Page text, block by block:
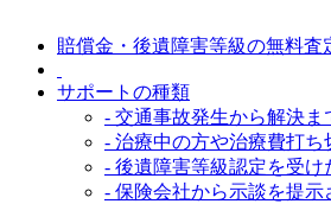
賠償金・後遺障害等級の無料査
サポートの種類
- 交通事故発生から解決ま
- 治療中の方や治療費打
- 後遺障害等級認定を受け
- 保険会社から示談を提示